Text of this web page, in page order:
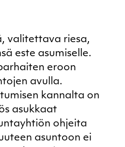
valitettava riesa,
este asumiselle.
eroon
avulla.
kannalta on
asukkaat
ohjeita
asuntoon ei